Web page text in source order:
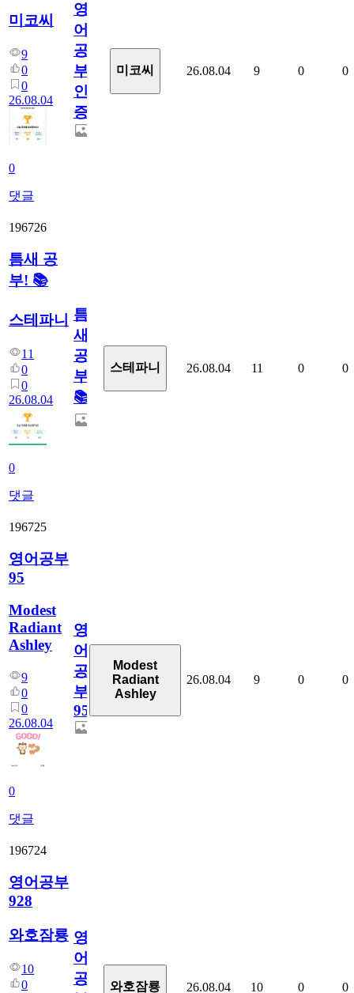
미코씨
9
0
0
26.08.04
0
댓글
영
어
공
부
인
증
미코씨 26.08.04 9 0 0
196726
틈새 공
부! 📚
스테파니
11
0
0
26.08.04
0
댓글
틈
새
공
부!
📚
스테파니 26.08.04 11 0 0
196725
영어공부
95
Modest
Radiant
Ashley
9
0
0
26.08.04
0
댓글
영
어
공
부
95
Modest
Radiant
Ashley
26.08.04 9 0 0
196724
영어공부
928
와호잠룡
10
0
영
어
공
와호잠룡 26.08.04 10 0 0